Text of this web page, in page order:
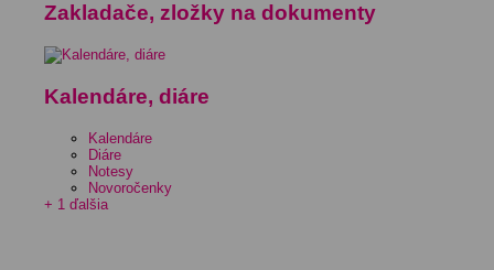
Zakladače, zložky na dokumenty
Kalendáre, diáre
Kalendáre
Diáre
Notesy
Novoročenky
+ 1 ďalšia